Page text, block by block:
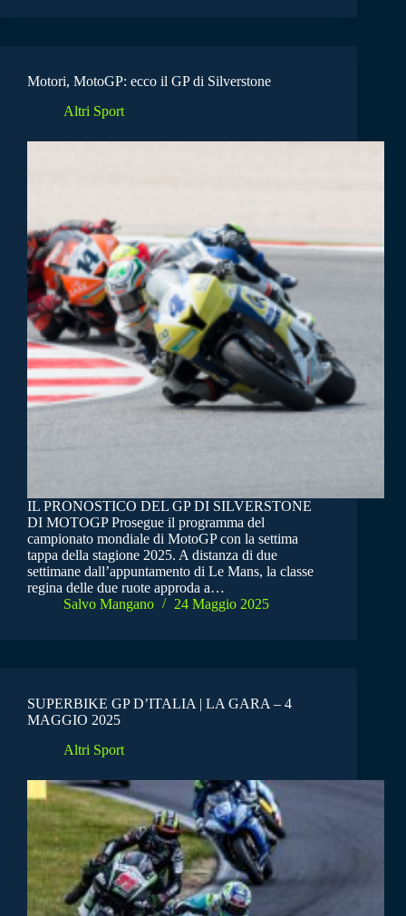
Motori, MotoGP: ecco il GP di Silverstone
Altri Sport
IL PRONOSTICO DEL GP DI SILVERSTONE
DI MOTOGP Prosegue il programma del
campionato mondiale di MotoGP con la settima
tappa della stagione 2025. A distanza di due
settimane dall’appuntamento di Le Mans, la classe
regina delle due ruote approda a…
Salvo Mangano
24 Maggio 2025
SUPERBIKE GP D’ITALIA | LA GARA – 4
MAGGIO 2025
Altri Sport